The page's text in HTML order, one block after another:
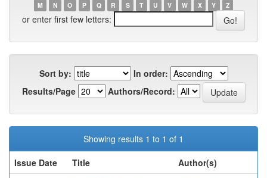
M
N O P Q R S T U V W X Y Z
or enter first few letters:
Sort by:
In order:
Results/Page
Authors/Record:
Showing results 1 to 1 of 1
Issue Date
Title
Author(s)